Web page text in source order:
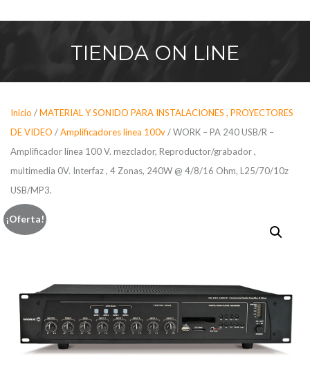
TIENDA ON LINE
Inicio /MATERIAL Y SONIDO PARA INSTALACIONES , PROYECTORES
DE VIDEO /Amplificadores linea 100v/ WORK – PA 240 USB/R –
Amplificador línea 100 V. mezclador, Reproductor/grabador ,
multimedia 0V. Interfaz , 4 Zonas, 240W @ 4/8/16 Ohm, L25/70/10z
USB/MP3.
¡Oferta!